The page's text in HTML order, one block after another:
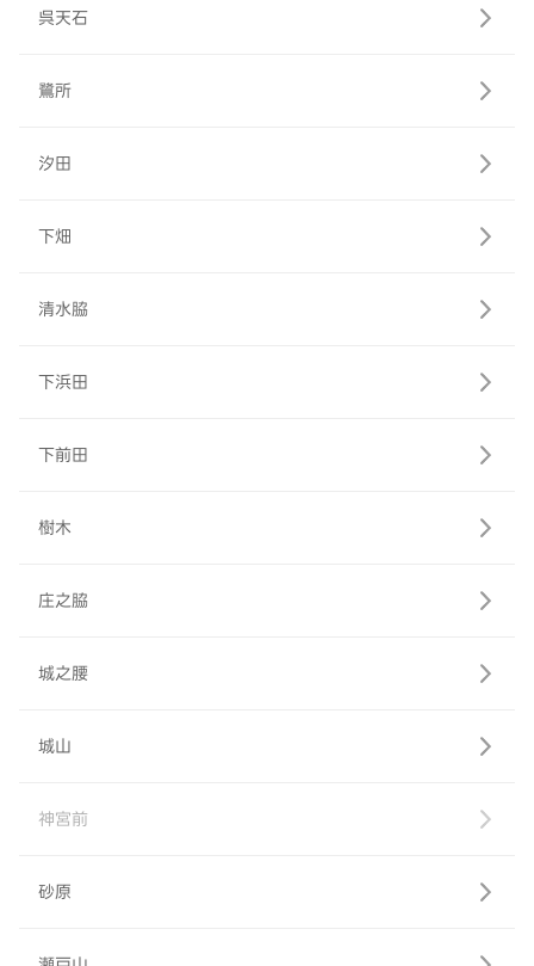
呉天石
鷺所
汐田
下畑
清水脇
下浜田
下前田
樹木
庄之脇
城之腰
城山
神宮前
砂原